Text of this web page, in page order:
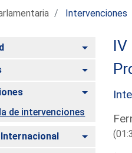
Intervenciones
Alternar
Alternar
Alternar
de intervenciones
Alternar
IV